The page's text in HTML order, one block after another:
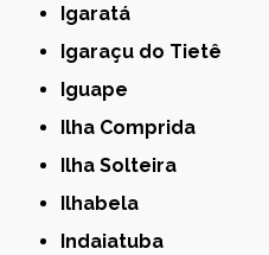
Igaratá
Igaraçu do Tietê
Iguape
Ilha Comprida
Ilha Solteira
Ilhabela
Indaiatuba